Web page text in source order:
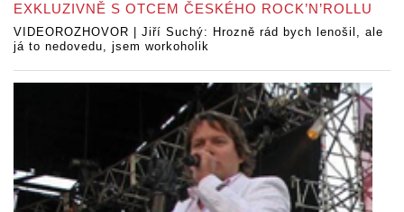
EXKLUZIVNĚ S OTCEM ČESKÉHO ROCK’N’ROLLU
VIDEOROZHOVOR | Jiří Suchý: Hrozně rád bych lenošil, ale
já to nedovedu, jsem workoholik